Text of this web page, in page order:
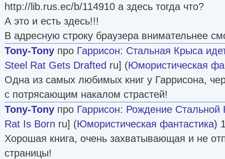
http://lib.rus.ec/b/114910 а здесь тогда что?
А это и есть здесь!!!
В адресную строку браузера внимательнее
Tony-Tony про Гаррисон: Стальная Крыса
Steel Rat Gets Drafted ru] (Юмористическая
Одна из самых любимых книг у Гаррисона,
с потрясающим накалом страстей!
Tony-Tony про Гаррисон: Рождение Стальной
Rat Is Born ru] (Юмористическая фантастика)
Хорошая книга, очень захватывающая и не
страницы!